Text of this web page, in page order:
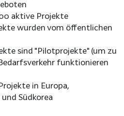
aktive Projekte
wurden vom öffentlichen
sind "Pilotprojekte" (um zu
funktionieren
in Europa,
Südkorea